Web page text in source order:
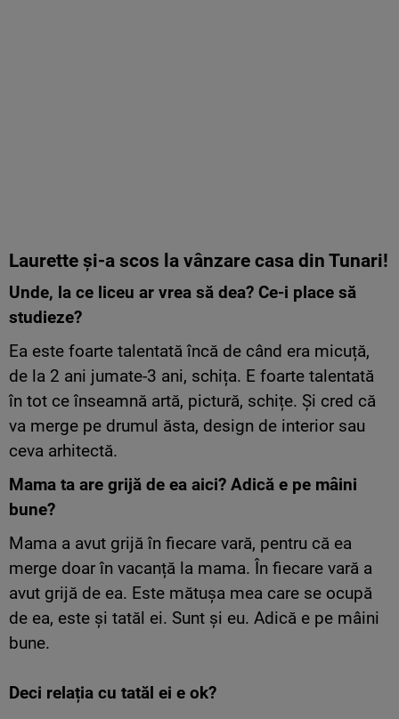
Laurette și-a scos la vânzare casa din Tunari!
Unde, la ce liceu ar vrea să dea? Ce-i place să
studieze?
Ea este foarte talentată încă de când era micuță,
de la 2 ani jumate-3 ani, schița. E foarte talentată
în tot ce înseamnă artă, pictură, schițe. Și cred că
va merge pe drumul ăsta, design de interior sau
ceva arhitectă.
Mama ta are grijă de ea aici? Adică e pe mâini
bune?
Mama a avut grijă în fiecare vară, pentru că ea
merge doar în vacanță la mama. În fiecare vară a
avut grijă de ea. Este mătușa mea care se ocupă
de ea, este și tatăl ei. Sunt și eu. Adică e pe mâini
bune.
Deci relația cu tatăl ei e ok?